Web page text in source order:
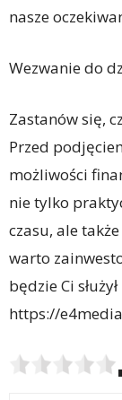
nasze
Wezwanie do
Zastanów się,
Przed
możliwości
nie tylko
czasu, ale
warto
będzie Ci
https://